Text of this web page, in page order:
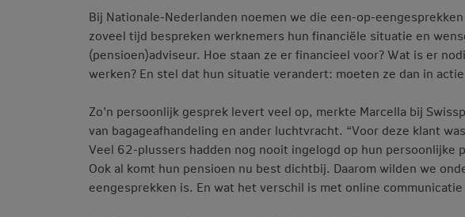
Bij Nationale-Nederlanden noemen we die een-op-eengesprekken
zoveel tijd bespreken werknemers hun financiële situatie en
(pensioen)adviseur. Hoe staan ze er financieel voor? Wat is er
werken? En stel dat hun situatie verandert: moeten ze dan in
Zo’n persoonlijk gesprek levert veel op, merkte Marcella bij
van bagageafhandeling en ander luchtvracht. “Voor deze klant
Veel 62-plussers hadden nog nooit ingelogd op hun persoonlijke
Ook al komt hun pensioen nu best dichtbij. Daarom wilden we
eengesprekken is. En wat het verschil is met online